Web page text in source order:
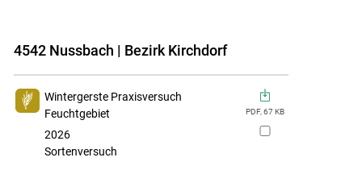
4542 Nussbach | Bezirk Kirchdorf
Wintergerste Praxisversuch
Feuchtgebiet
2026
Sortenversuch
PDF,67KB
zur